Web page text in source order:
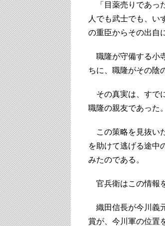
「目薬売りであっ
人でも武士でも、い
の重臣からその出自
職隆が守備する小
ちに、職隆がその陰
その真実は、すで
職隆の親友であった。
この策略を見抜い
を助けて逃げる途中
みたのである。
官兵衛はこの情報
織田信長が今川義
賞が、今川軍の位置